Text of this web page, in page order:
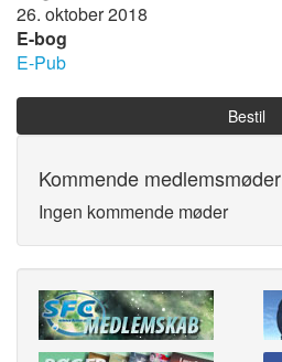
26. oktober 2018
E-bog
E-Pub
Bestil
Kommende medlemsmøder
Ingen kommende møder